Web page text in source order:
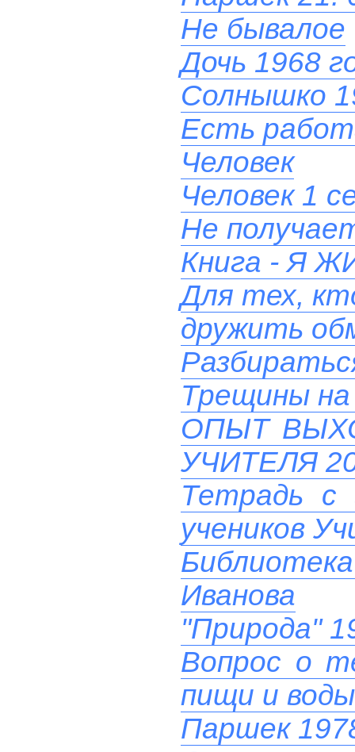
Не бывалое
Дочь 1968
Солнышко
Есть
Человек
Человек 1
Не
Книга - Я
Для тех,
дружить
Трещины
ОПЫТ
УЧИТЕЛЯ
Тетрадь с
учеников
Иванова
"Природа"
Вопрос о
пищи и воды
Паршек